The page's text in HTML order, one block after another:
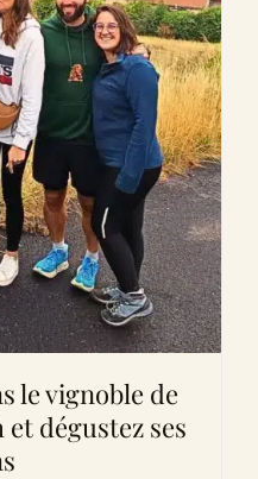
le vignoble de
dégustez ses